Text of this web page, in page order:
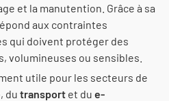
et la manutention. Grâce à sa
aux contraintes
qui doivent protéger des
volumineuses ou sensibles.
utile pour les secteurs de
, du transport et du e-